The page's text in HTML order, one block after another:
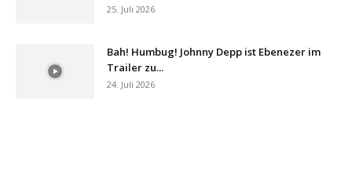
25. Juli 2026
Bah! Humbug! Johnny Depp ist Ebenezer im
Trailer zu...
24. Juli 2026